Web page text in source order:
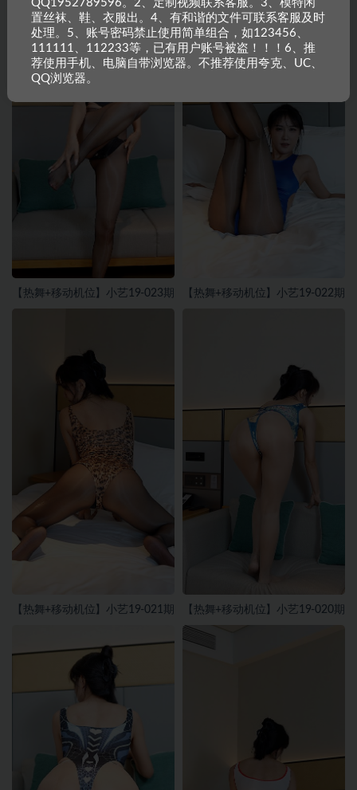
【热舞+移动机位】小艺19-023期 【热舞+移动机位】小艺19-022期
【热舞+移动机位】小艺19-021期 【热舞+移动机位】小艺19-020期
QQ1952789596。2、定制视频联系客服。3、模特闲
置丝袜、鞋、衣服出。4、有和谐的文件可联系客服及时
处理。5、账号密码禁止使用简单组合，如123456、
111111、112233等，已有用户账号被盗！！！6、推
荐使用手机、电脑自带浏览器。不推荐使用夸克、UC、
QQ浏览器。